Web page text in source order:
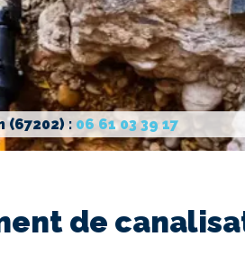
(67202) : 06 61 03 39 17
de